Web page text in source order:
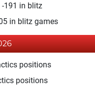
-191 in blitz
in blitz games
positions
positions